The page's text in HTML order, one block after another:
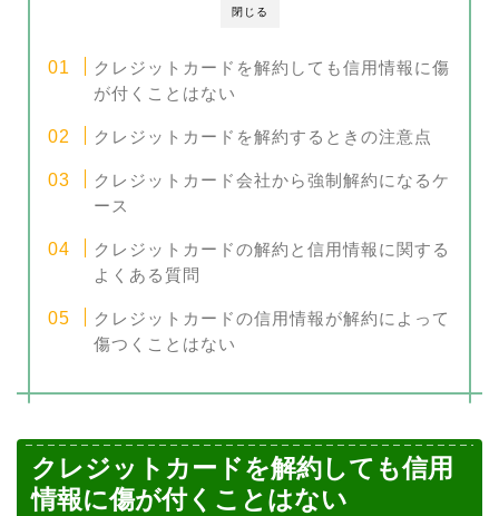
閉じる
クレジットカードを解約しても信用情報に傷
が付くことはない
クレジットカードを解約するときの注意点
クレジットカード会社から強制解約になるケ
ース
クレジットカードの解約と信用情報に関する
よくある質問
クレジットカードの信用情報が解約によって
傷つくことはない
クレジットカードを解約しても信用
情報に傷が付くことはない